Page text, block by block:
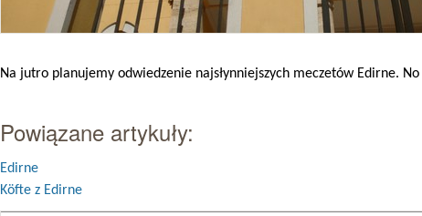
Na jutro planujemy odwiedzenie najsłynniejszych meczetów Edirne.
Powiązane artykuły:
Edirne
Köfte z Edirne